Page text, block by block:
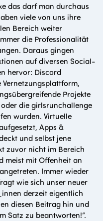
das darf man durchaus
viele von uns ihre
Bereich weiter
die Professionalität
Daraus gingen
auf diversen Social-
hervor: Discord
Projekte
die girlsrunchallenge
wurden. Virtuelle
Apps &
und selbst jene
zuvor nicht im Bereich
meist mit Offenheit an
Immer wieder
wie sich unser neuer
derzeit eigentlich
diesen Beitrag hin und
Satz zu beantworten!“.